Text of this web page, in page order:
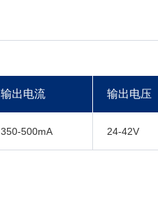
输出电流 输出电压
350-500mA 24-42V